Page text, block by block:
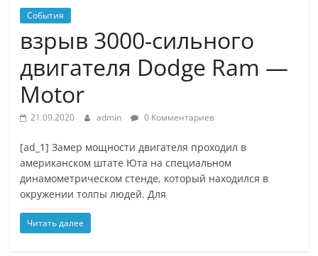
События
взрыв 3000-сильного
двигателя Dodge Ram —
Motor
21.09.2020 admin 0 Комментариев
[ad_1] Замер мощности двигателя проходил в
американском штате Юта на специальном
динамометрическом стенде, который находился в
окружении толпы людей. Для
Читать далее